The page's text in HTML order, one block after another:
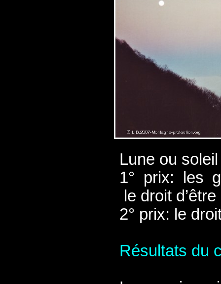
Lune ou
1° prix: les
le droit
2° prix: le
Résultats du